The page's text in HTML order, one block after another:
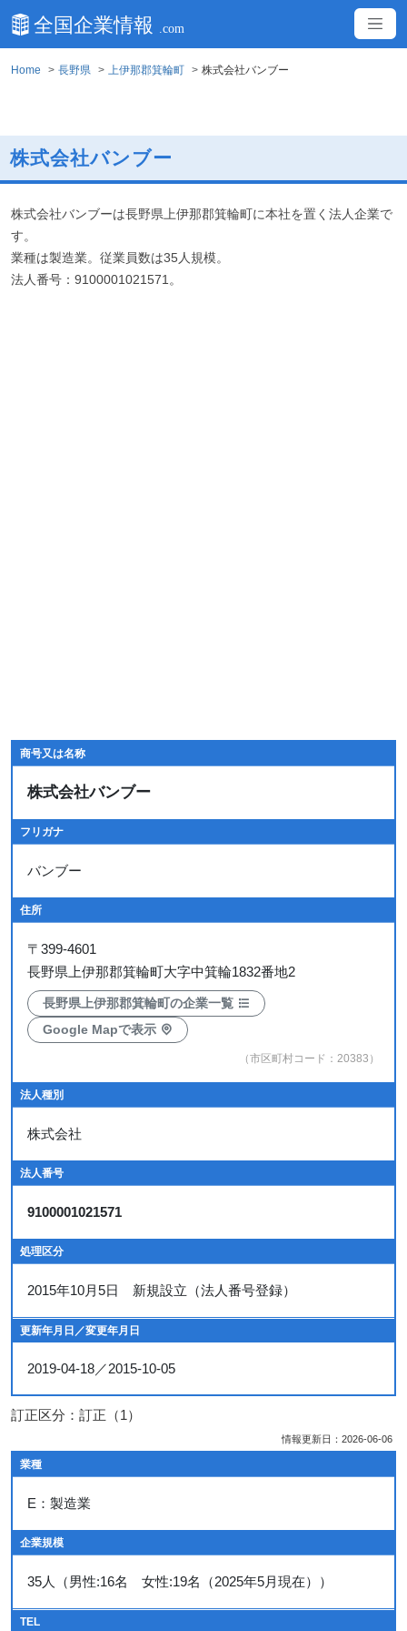
Home 長野県 上伊那郡箕輪町 株式会社バンブー
株式会社バンブー
株式会社バンブーは長野県上伊那郡箕輪町に本社を置く法人企業で
す。
業種は製造業。従業員数は35人規模。
法人番号：9100001021571。
商号又は名称
株式会社バンブー
フリガナ
バンブー
住所
〒 399-4601
長野県上伊那郡箕輪町大字中箕輪1832番地2
長野県上伊那郡箕輪町の企業一覧
Google Mapで表示
（市区町村コード：20383）
法人種別
株式会社
法人番号
9100001021571
処理区分
2015年10月5日 新規設立（法人番号登録）
更新年月日／変更年月日
2019-04-18／2015-10-05
訂正区分：訂正（1）
情報更新日：2026-06-06
業種
E：製造業
企業規模
35人（男性:16名 女性:19名（2025年5月現在））
TEL